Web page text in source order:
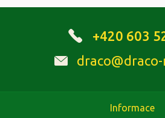
+420 603
Informace